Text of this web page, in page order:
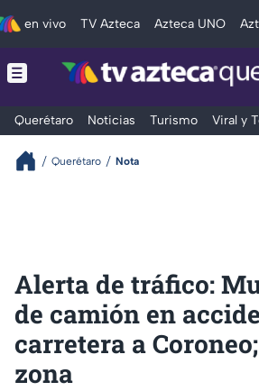
en vivo TV Azteca Azteca UNO
Querétaro Noticias Turismo Viral y
Querétaro Nota
Alerta de tráfico:
de camión en
carretera a
zona